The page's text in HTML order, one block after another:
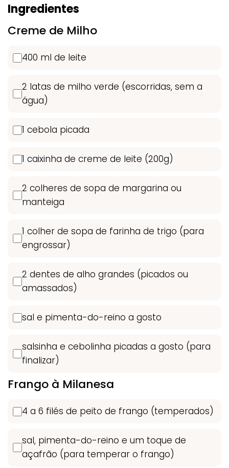
Ingredientes
Creme de Milho
400 ml de leite
2 latas de milho verde (escorridas, sem a
água)
1 cebola picada
1 caixinha de creme de leite (200g)
2 colheres de sopa de margarina ou
manteiga
1 colher de sopa de farinha de trigo (para
engrossar)
2 dentes de alho grandes (picados ou
amassados)
sal e pimenta-do-reino a gosto
salsinha e cebolinha picadas a gosto (para
finalizar)
Frango à Milanesa
4 a 6 filés de peito de frango (temperados)
sal, pimenta-do-reino e um toque de
açafrão (para temperar o frango)